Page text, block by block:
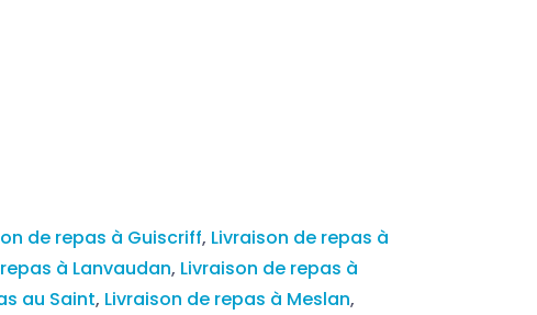
de repas à Guiscriff, Livraison de repas à
à Lanvaudan, Livraison de repas à
au Saint, Livraison de repas à Meslan,